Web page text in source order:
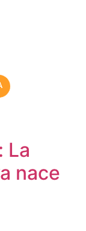
La
nace